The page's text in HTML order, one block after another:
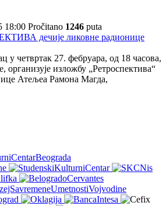
18:00 Pročitano 1246 puta
у четвртак 27. фебруара, од 18 часова,
организује изложбу „Ретроспектива“
Атељеа Рамона Магда,